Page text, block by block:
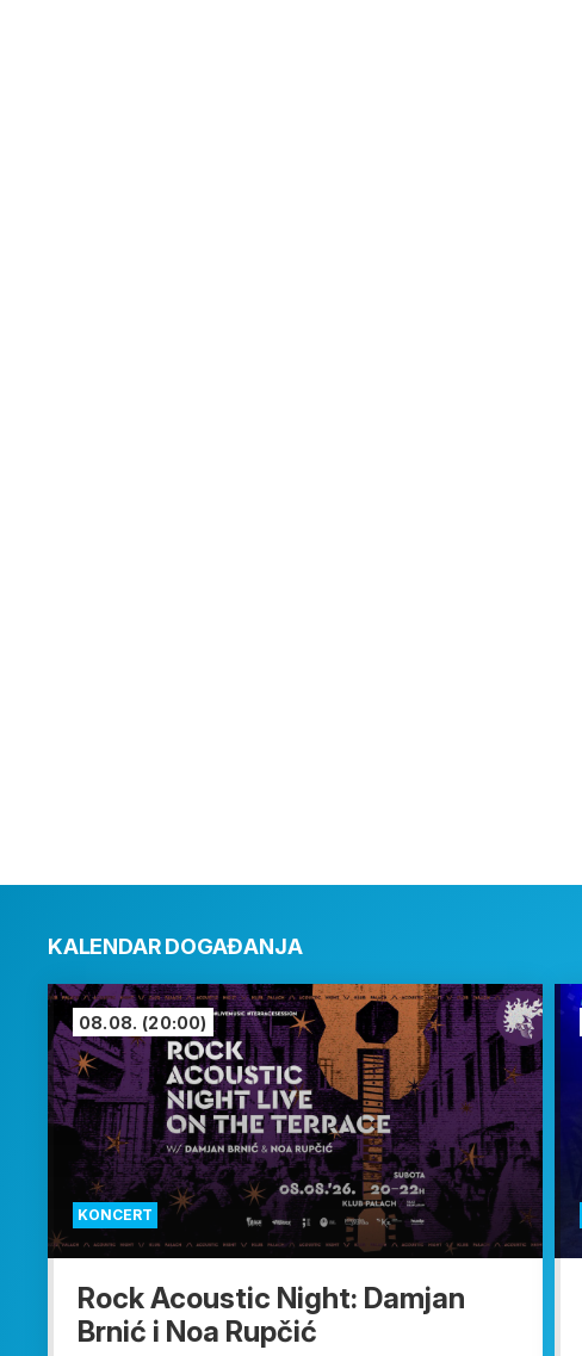
KALENDAR DOGAĐANJA
KONCERT
08.08. (20:00)
Rock Acoustic Night: Damjan
Brnić i Noa Rupčić